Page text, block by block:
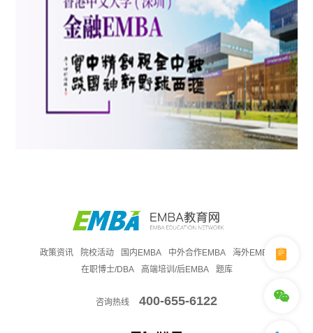
政策资讯 院校活动 国内EMBA 中外合作EMBA
海外EMBA
在职博士/DBA
高端培训/后EMBA 题库
咨询热线 400-655-6122